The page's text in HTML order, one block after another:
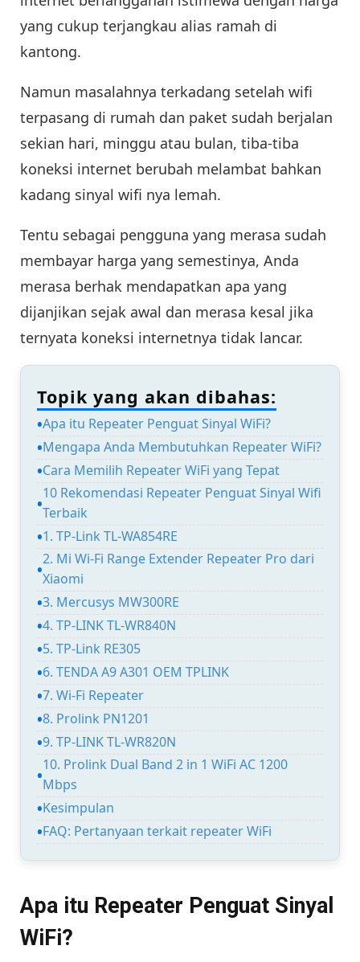
yang cukup terjangkau alias ramah di
kantong.
Namun masalahnya terkadang setelah wifi
terpasang di rumah dan paket sudah berjalan
sekian hari, minggu atau bulan, tiba-tiba
koneksi internet berubah melambat bahkan
kadang sinyal wifi nya lemah.
Tentu sebagai pengguna yang merasa sudah
membayar harga yang semestinya, Anda
merasa berhak mendapatkan apa yang
dijanjikan sejak awal dan merasa kesal jika
ternyata koneksi internetnya tidak lancar.
Topik yang akan dibahas:
Apa itu Repeater Penguat Sinyal WiFi?
Mengapa Anda Membutuhkan Repeater WiFi?
Cara Memilih Repeater WiFi yang Tepat
10 Rekomendasi Repeater Penguat Sinyal Wifi
Terbaik
1. TP-Link TL-WA854RE
2. Mi Wi-Fi Range Extender Repeater Pro dari
Xiaomi
3. Mercusys MW300RE
4. TP-LINK TL-WR840N
5. TP-Link RE305
6. TENDA A9 A301 OEM TPLINK
7. Wi-Fi Repeater
8. Prolink PN1201
9. TP-LINK TL-WR820N
10. Prolink Dual Band 2 in 1 WiFi AC 1200
Mbps
Kesimpulan
FAQ: Pertanyaan terkait repeater WiFi
Apa itu Repeater Penguat Sinyal
WiFi?